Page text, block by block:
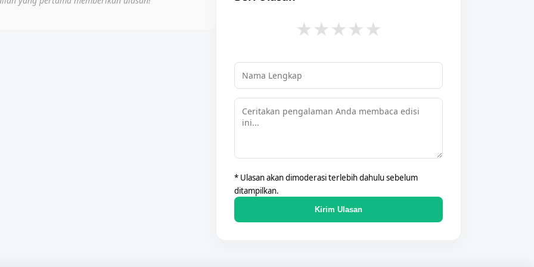
★
★
★
★
★
* Ulasan akan dimoderasi terlebih dahulu sebelum
ditampilkan.
Kirim Ulasan